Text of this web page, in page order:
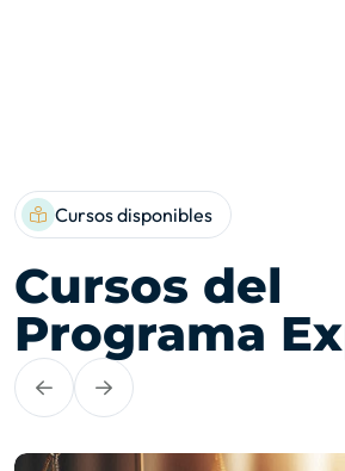
Cursos disponibles
Cursos del
Programa